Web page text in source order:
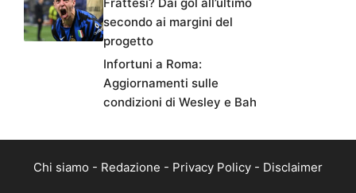
secondo ai margini del
progetto
Infortuni a Roma:
Aggiornamenti sulle
condizioni di Wesley e Bah
Chi siamo - Redazione - Privacy Policy - Disclaimer